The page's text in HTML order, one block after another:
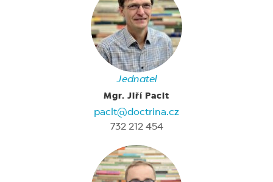
Jednatel
Mgr. Jiří Paclt
paclt@doctrina.cz
732 212 454